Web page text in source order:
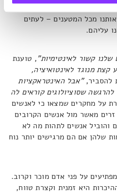
מכל המטענים – לעתים
עליהם.
קשור לאינטימיות", טוענת
קצת מנוגד לאינטואיציה,
להסביר,"אבל האינטראקציות
שסוציולוגים קוראים לה
על מחקרים שמצאו כי לאנשים
מאשר מול אנשים הקרובים
והוביל אנשים לתהות מה לא
שלהן אם הם מרגישים יותר נוח
על פני אדם מוכר וקרוב.
היא זמנית וקצרת טווח,